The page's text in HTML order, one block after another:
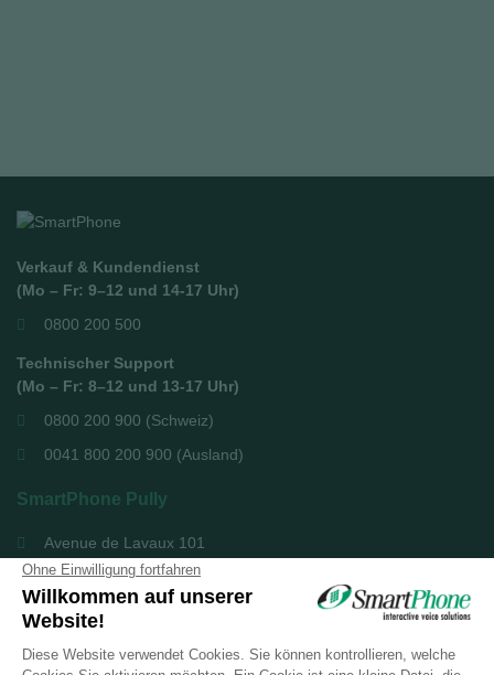
Verkauf & Kundendienst
(Mo – Fr: 9–12 und 14-17 Uhr)
0800 200 500
Technischer Support
(Mo – Fr: 8–12 und 13-17 Uhr)
0800 200 900 (Schweiz)
0041 800 200 900 (Ausland)
SmartPhone Pully
Avenue de Lavaux 101
1009 Pully
+41 21 721 51 51
SmartPhone Genf